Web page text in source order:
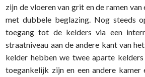
zijn de vloeren van grit en de ramen
met dubbele beglazing. Nog steeds
toegang tot de kelders via een
straatniveau aan de andere kant van
kelder hebben we twee aparte
toegankelijk zijn en een andere